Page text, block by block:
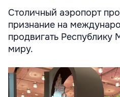
Столичный аэропорт
признание на
продвигать Республику
миру.